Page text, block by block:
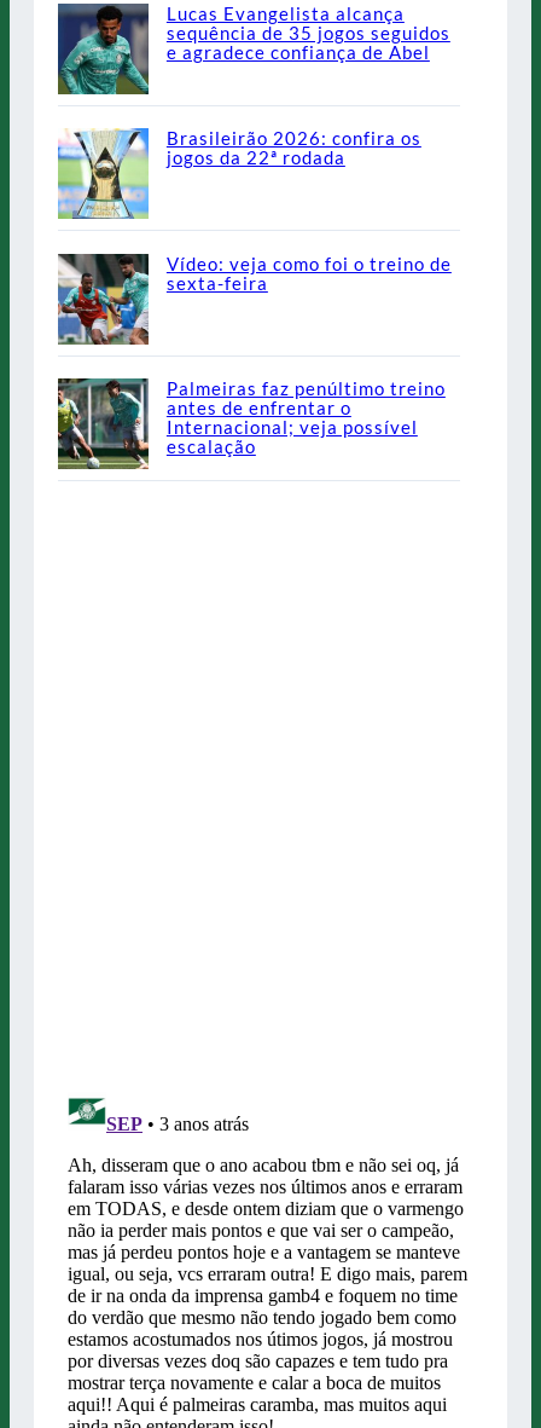
Lucas Evangelista alcança
sequência de 35 jogos seguidos
e agradece confiança de Abel
Brasileirão 2026: confira os
jogos da 22ª rodada
Vídeo: veja como foi o treino de
sexta-feira
Palmeiras faz penúltimo treino
antes de enfrentar o
Internacional; veja possível
escalação